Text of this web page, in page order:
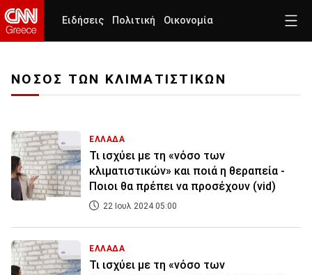
Ειδήσεις Πολιτική Οικονομία
ΝΟΣΟΣ ΤΩΝ ΚΛΙΜΑΤΙΣΤΙΚΩΝ
ΕΛΛΑΔΑ
Τι ισχύει με τη «νόσο των
κλιματιστικών» και ποιά η θεραπεία -
Ποιοι θα πρέπει να προσέχουν (vid)
22 Ιουλ 2024 05:00
ΕΛΛΑΔΑ
Τι ισχύει με τη «νόσο των